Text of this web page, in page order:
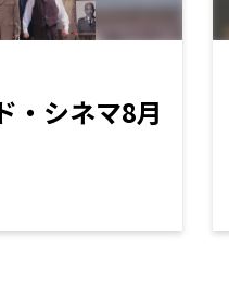
・シネマ8月